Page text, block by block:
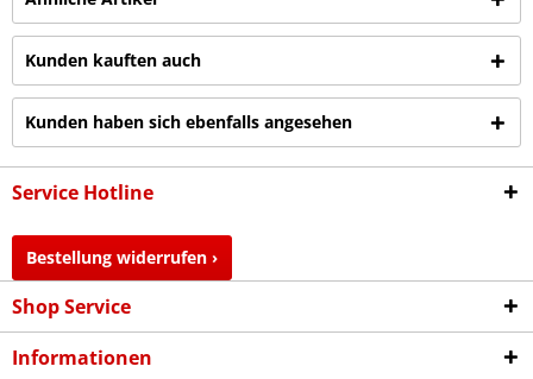
Kunden kauften auch
Kunden haben sich ebenfalls angesehen
Service Hotline
Bestellung widerrufen ›
Shop Service
Informationen